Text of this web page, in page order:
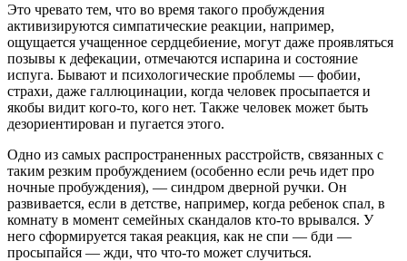
Это чревато тем, что во время такого пробуждения
активизируются симпатические реакции, например,
ощущается учащенное сердцебиение, могут даже проявляться
позывы к дефекации, отмечаются испарина и состояние
испуга. Бывают и психологические проблемы — фобии,
страхи, даже галлюцинации, когда человек просыпается и
якобы видит кого-то, кого нет. Также человек может быть
дезориентирован и пугается этого.
Одно из самых распространенных расстройств, связанных с
таким резким пробуждением (особенно если речь идет про
ночные пробуждения), — синдром дверной ручки. Он
развивается, если в детстве, например, когда ребенок спал, в
комнату в момент семейных скандалов кто-то врывался. У
него сформируется такая реакция, как не спи — бди —
просыпайся — жди, что что-то может случиться.